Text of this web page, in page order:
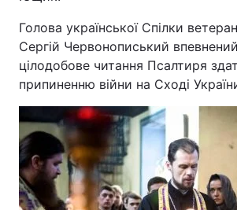
Голова української Спілки
Сергій Червонописький
цілодобове читання Псалтиря
припиненню війни на Сході